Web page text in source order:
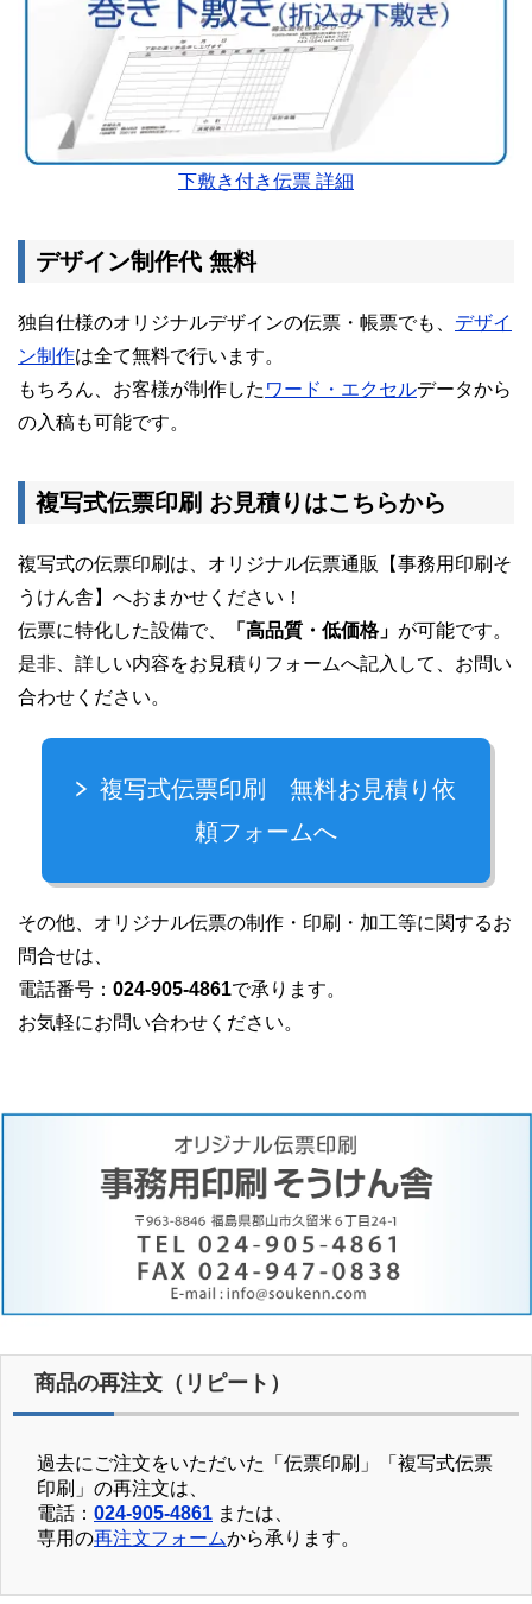
下敷き付き伝票 詳細
デザイン制作代 無料
独自仕様のオリジナルデザインの伝票・帳票でも、 デザイ
ン制作は全て無料で行います。
もちろん、お客様が制作した ワード・エクセルデータから
の入稿も可能です。
複写式伝票印刷 お見積りはこちらから
複写式の伝票印刷は、オリジナル伝票通販【事務用印刷そ
うけん舎】へおまかせください！
伝票に特化した設備で、
「高品質・低価格」 が可能です。
是非、詳しい内容をお見積りフォームへ記入して、お問い
合わせください。
複写式伝票印刷 無料お見積り依
頼フォームへ
その他、オリジナル伝票の制作・印刷・加工等に関するお
問合せは、
電話番号： 024-905-4861で承ります。
お気軽にお問い合わせください。
商品の再注文（リピート）
過去にご注文をいただいた「伝票印刷」「複写式伝票
印刷」の再注文は、
電話： 024-905-4861 または、
専用の再注文フォームから承ります。